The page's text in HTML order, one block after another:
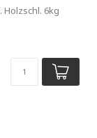
Holzschl. 6kg